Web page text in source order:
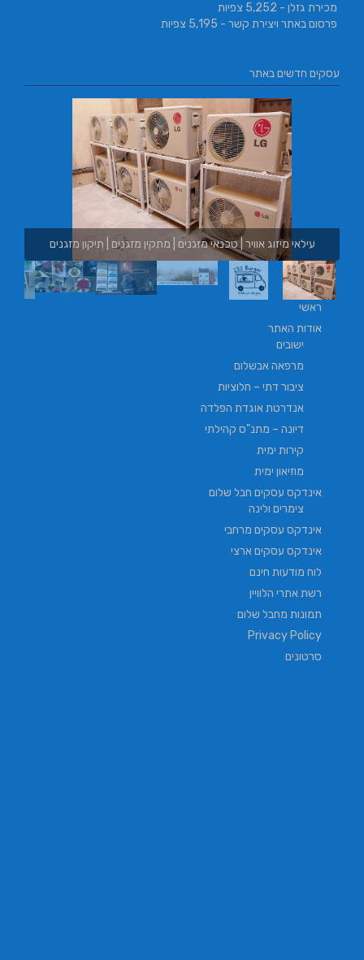
מכירת גזלן - 5,252 צפיות
פרסום באתר ויצירת קשר - 5,195 צפיות
עסקים חדשים באתר
עילאי מיזוג אוויר | טכנאי מזגנים | מתקין מזגנים | תיקון מזגנים
ראשי
אודות האתר
ישובים
מרפאה אבשלום
ציבור דתי – חלוציות
אנדרטת אוגדת הפלדה
דיונה – מתנ"ס קהילתי
קירות ימית
מוזיאון ימית
אינדקס עסקים חבל שלום
צימרים ולינה
אינדקס עסקים מרחבי
אינדקס עסקים ארצי
לוח מודעות חינם
רשת אתרי הלוויין
תמונות מחבל שלום
Privacy Policy
סרטונים